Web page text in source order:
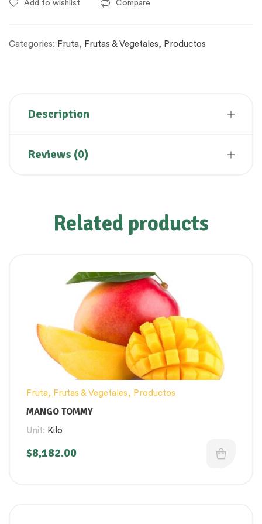
Add to wishlist Compare
Categories: Fruta, Frutas & Vegetales, Productos
Description
Reviews (0)
Related products
Fruta, Frutas & Vegetales , Productos
MANGO TOMMY
Unit: Kilo
$8,182.00